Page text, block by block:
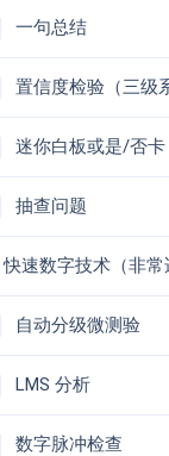
一句总结
置信度检验（三级
迷你白板或是/否卡
抽查问题
快速数字技术（非常
自动分级微测验
LMS 分析
数字脉冲检查